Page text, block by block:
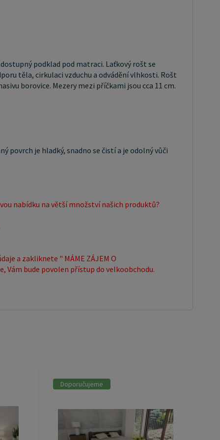
údaje a zakliknete " MÁME ZÁJEM O
SPOLUPRÁCI " a zadáte fakturační údaje.
Vám bude povolen přístup do
podklad pod matraci. Laťkový rošt se
těla, cirkulaci vzduchu a odvádění vlhkosti. Rošt
borovice. Mezery mezi příčkami jsou cca 11 cm.
povrch je hladký, snadno se čistí a je odolný vůči
nabídku na větší množství našich produktů?
a zakliknete " MÁME ZÁJEM O
Vám bude povolen přístup do velkoobchodu.
Doporučujeme